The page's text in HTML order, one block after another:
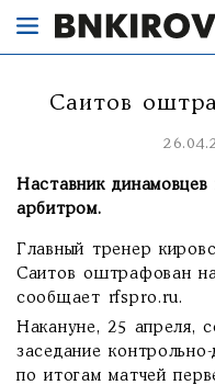
Саитов
Наставник
арбитром.
Главный тренер
Саитов оштрафован
сообщает rfspro.ru.
Накануне, 25 апреля,
заседание
по итогам матчей